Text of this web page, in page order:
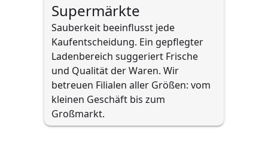
Supermärkte
Sauberkeit beeinflusst jede
Kaufentscheidung. Ein gepflegter
Ladenbereich suggeriert Frische
und Qualität der Waren. Wir
betreuen Filialen aller Größen: vom
kleinen Geschäft bis zum
Großmarkt.